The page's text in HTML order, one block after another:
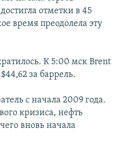
отметки в 45
время преодолела эту
К 5:00 мск Brent
за баррель.
с начала 2009 года.
кризиса, нефть
вновь начала